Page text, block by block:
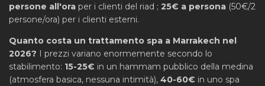
persone all'ora per i clienti del riad ; 25€ a persona (50€/2
persone/ora) per i clienti esterni.
Quanto costa un trattamento spa a Marrakech nel
2026? I prezzi variano enormemente secondo lo
stabilimento: 15-25€ in un hammam pubblico della medina
(atmosfera basica, nessuna intimità), 40-60€ in uno spa